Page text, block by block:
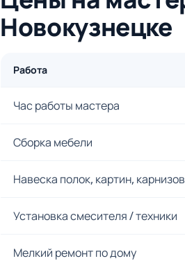
Новокузнецке
Работа
Час работы мастера
Сборка мебели
Навеска полок, картин, карнизов
Установка смесителя / техники
Мелкий ремонт по дому